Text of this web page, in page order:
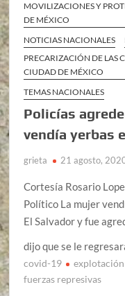
MOVILIZACIONES Y
DE MÉXICO
NOTICIAS NACIONALES
PRECARIZACIÓN DE LAS
CIUDAD DE MÉXICO
TEMAS NACIONALES
Policías
vendía yerbas
grieta 21 agosto,
Cortesía Rosario
Político La mujer
El Salvador y fue
dijo que se le
covid-19
fuerzas represivas